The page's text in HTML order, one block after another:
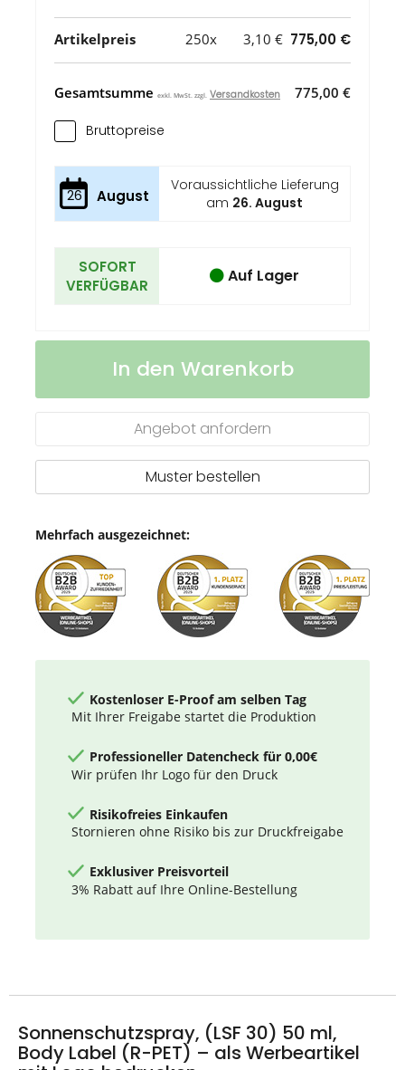
Artikelpreis 250x 3,10 € 775,00 €
Gesamtsumme exkl. MwSt. zzgl. Versandkosten 775,00 €
Bruttopreise
26 August
Voraussichtliche Lieferung
am 26. August
SOFORT
VERFÜGBAR
Auf Lager
Sonnenschutzspray,
Body
PET)
Auf
In den Warenkorb
Angebot anfordern
Muster bestellen
Mehrfach ausgezeichnet:
Kostenloser E-Proof am selben Tag
Mit Ihrer Freigabe startet die Produktion
Professioneller Datencheck für 0,00€
Wir prüfen Ihr Logo für den Druck
Risikofreies Einkaufen
Stornieren ohne Risiko bis zur Druckfreigabe
Exklusiver Preisvorteil
3% Rabatt auf Ihre Online-Bestellung
Sonnenschutzspray, (LSF 30) 50 ml,
Body Label (R-PET) – als Werbeartikel